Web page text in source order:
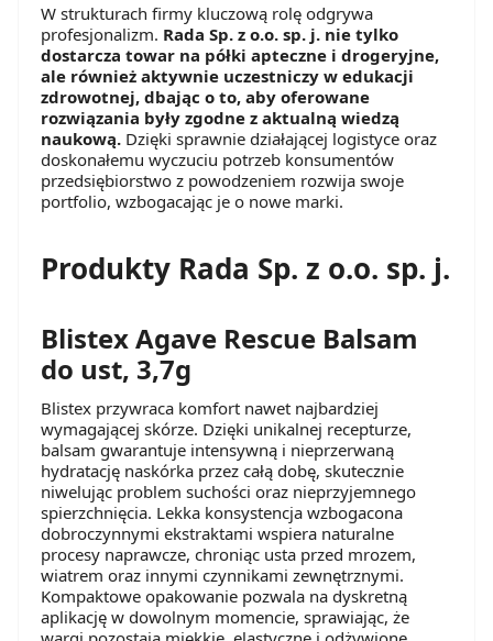
W strukturach firmy kluczową rolę odgrywa
profesjonalizm. Rada Sp. z o.o. sp. j. nie tylko
dostarcza towar na półki apteczne i drogeryjne,
ale również aktywnie uczestniczy w edukacji
zdrowotnej, dbając o to, aby oferowane
rozwiązania były zgodne z aktualną wiedzą
naukową. Dzięki sprawnie działającej logistyce oraz
doskonałemu wyczuciu potrzeb konsumentów
przedsiębiorstwo z powodzeniem rozwija swoje
portfolio, wzbogacając je o nowe marki.
Produkty Rada Sp. z o.o. sp. j.
Blistex Agave Rescue Balsam
do ust, 3,7g
Blistex przywraca komfort nawet najbardziej
wymagającej skórze. Dzięki unikalnej recepturze,
balsam gwarantuje intensywną i nieprzerwaną
hydratację naskórka przez całą dobę, skutecznie
niwelując problem suchości oraz nieprzyjemnego
spierzchnięcia. Lekka konsystencja wzbogacona
dobroczynnymi ekstraktami wspiera naturalne
procesy naprawcze, chroniąc usta przed mrozem,
wiatrem oraz innymi czynnikami zewnętrznymi.
Kompaktowe opakowanie pozwala na dyskretną
aplikację w dowolnym momencie, sprawiając, że